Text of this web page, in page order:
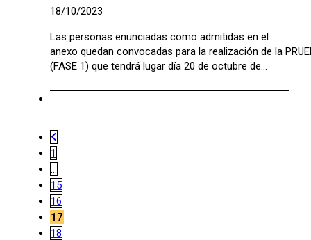
18/10/2023
Las personas enunciadas como admitidas en el
anexo quedan convocadas para la realización de la
(FASE 1) que tendrá lugar día 20 de octubre de…
1
…
15
16
17
18